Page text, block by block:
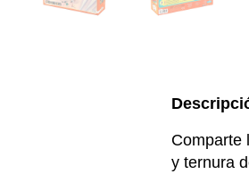
Comparte
y ternura